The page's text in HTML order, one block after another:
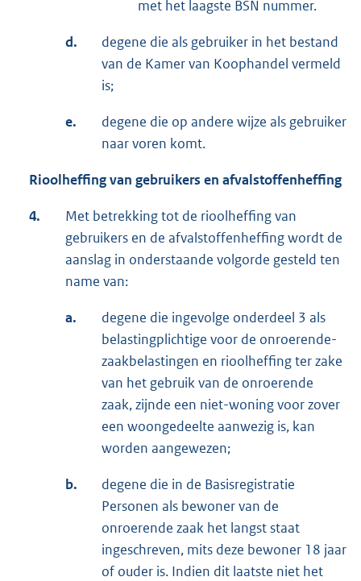
met het laagste BSN nummer.
d.
degene die als gebruiker in het bestand
van de Kamer van Koophandel vermeld
is;
e.
degene die op andere wijze als gebruiker
naar voren komt.
Rioolheffing van gebruikers en afvalstoffenheffing
4.
Met betrekking tot de rioolheffing van
gebruikers en de afvalstoffenheffing wordt de
aanslag in onderstaande volgorde gesteld ten
name van:
a.
degene die ingevolge onderdeel 3 als
belastingplichtige voor de onroerende-
zaakbelastingen en rioolheffing ter zake
van het gebruik van de onroerende
zaak, zijnde een niet-woning voor zover
een woongedeelte aanwezig is, kan
worden aangewezen;
b.
degene die in de Basisregistratie
Personen als bewoner van de
onroerende zaak het langst staat
ingeschreven, mits deze bewoner 18 jaar
of ouder is. Indien dit laatste niet het